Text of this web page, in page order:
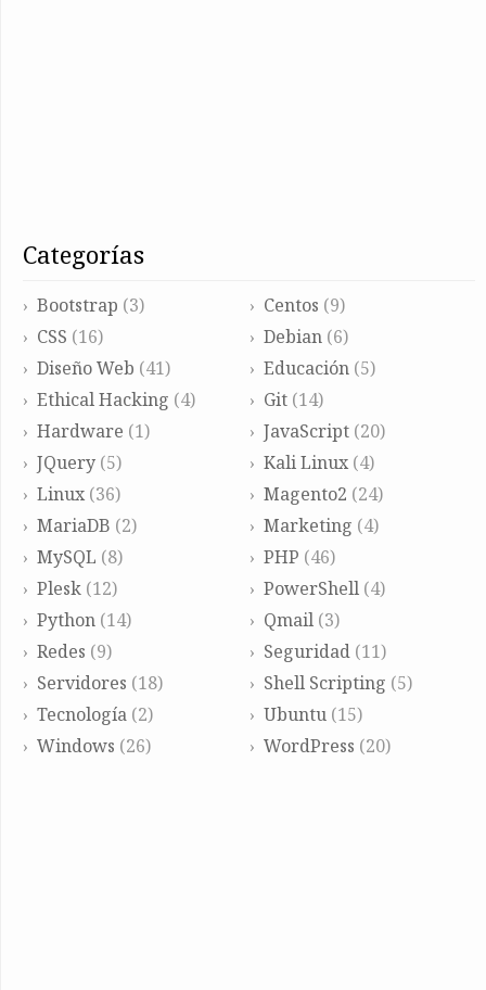
categorías
Bootstrap (3) Centos (9)
CSS (16) Debian(6)
Diseño Web (41) Educación(5)
Ethical Hacking (4) Git(14)
Hardware (1) JavaScript(20)
JQuery (5) Kali Linux(4)
Linux (36) Magento2 (24)
MariaDB (2) Marketing (4)
MySQL (8) PHP (46)
Plesk (12) PowerShell(4)
Python (14) Qmail(3)
Redes (9) Seguridad(11)
Servidores (18) Shell Scripting (5)
Tecnología (2) Ubuntu(15)
Windows (26) WordPress (20)